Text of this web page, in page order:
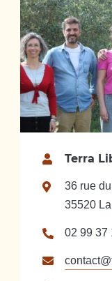
Terra
36 rue
35520
02 99 37